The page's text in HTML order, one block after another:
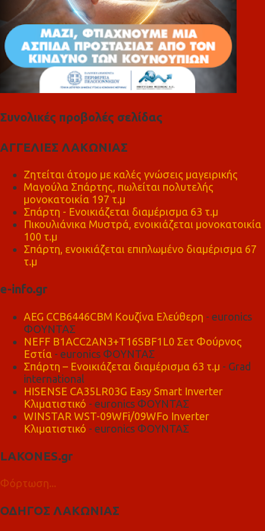
Συνολικές προβολές σελίδας
ΑΓΓΕΛΙΕΣ ΛΑΚΩΝΙΑΣ
Ζητείται άτομο με καλές γνώσεις μαγειρικής
Μαγούλα Σπάρτης, πωλείται πολυτελής
μονοκατοικία 197 τ.μ
Σπάρτη - Ενοικιάζεται διαμέρισμα 63 τ.μ
Πικουλιάνικα Μυστρά, ενοικιάζεται μονοκατοικία
100 τ.μ
Σπάρτη, ενοικιάζεται επιπλωμένο διαμέρισμα 67
τ.μ
e-info.gr
AEG CCB6446CBM Κουζίνα Ελεύθερη - euronics
ΦΟΥΝΤΑΣ
NEFF B1ACC2AN3+T16SBF1L0 Σετ Φούρνος
Εστία - euronics ΦΟΥΝΤΑΣ
Σπάρτη – Ενοικιάζεται διαμέρισμα 63 τ.μ - Grad
international
HISENSE CA35LR03G Easy Smart Inverter
Κλιματιστικό - euronics ΦΟΥΝΤΑΣ
WINSTAR WST-09WFi/09WFo Inverter
Κλιματιστικό - euronics ΦΟΥΝΤΑΣ
LAKONES.gr
Φόρτωση...
ΟΔΗΓΟΣ ΛΑΚΩΝΙΑΣ